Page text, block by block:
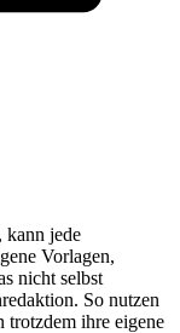
jede
Vorlagen,
nicht selbst
So nutzen
trotzdem ihre eigene